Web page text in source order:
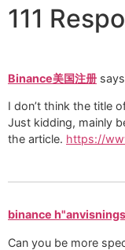
111
Binance美国注册
I don’t think the title
Just kidding, mainly
the article. https://
binance
Can you be more